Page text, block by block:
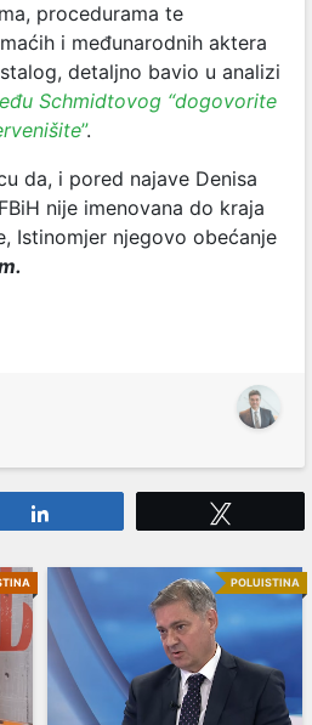
procedurama te
i međunarodnih aktera
detaljno bavio u analizi
Schmidtovog “dogovorite
”.
da, i pored najave Denisa
nije imenovana do kraja
Istinomjer njegovo obećanje
POLUISTINA